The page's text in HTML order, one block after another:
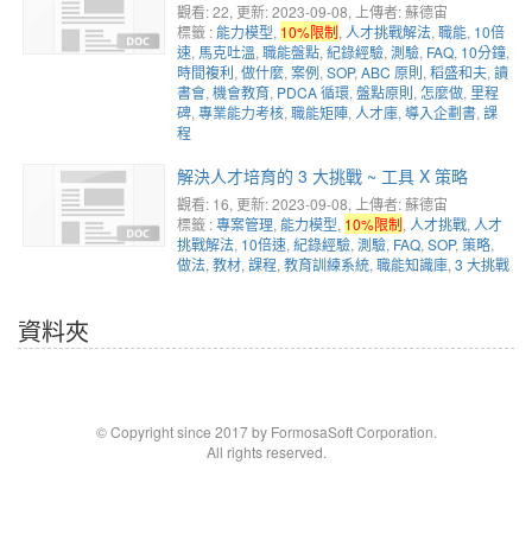
觀看: 22, 更新: 2023-09-08, 上傳者: 蘇德宙
標籤 : 能力模型, 10%限制, 人才挑戰解法, 職能, 10倍
速, 馬克吐溫, 職能盤點, 紀錄經驗, 測驗, FAQ, 10分鐘,
時間複利, 做什麼, 案例, SOP, ABC 原則, 稻盛和夫, 讀
書會, 機會教育, PDCA 循環, 盤點原則, 怎麼做, 里程
碑, 專業能力考核, 職能矩陣, 人才庫, 導入企劃書, 課
程
解決人才培育的 3 大挑戰 ~ 工具 X 策略
觀看: 16, 更新: 2023-09-08, 上傳者: 蘇德宙
標籤 :專案管理, 能力模型, 10%限制, 人才挑戰, 人才
挑戰解法, 10倍速, 紀錄經驗, 測驗, FAQ, SOP, 策略,
做法, 教材, 課程, 教育訓練系統, 職能知識庫, 3 大挑戰
資料夾
© Copyright since 2017 by FormosaSoft Corporation.
All rights reserved.